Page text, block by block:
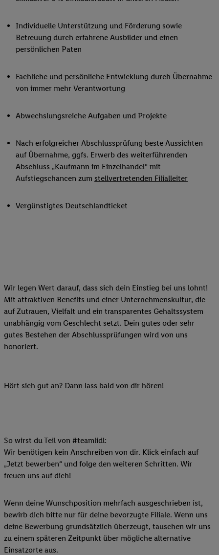
Individuelle Unterstützung und Förderung sowie
Betreuung durch erfahrene Ausbilder und einen
persönlichen Paten
Fachliche und persönliche Entwicklung durch Übernahme
von immer mehr Verantwortung
Abwechslungsreiche Aufgaben und Projekte
Nach erfolgreicher Abschlussprüfung beste Aussichten
auf Übernahme, ggfs. Erwerb des weiterführenden
Abschluss „Kaufmann im Einzelhandel“ mit
Aufstiegschancen zum stellvertretenden Filialleiter
Vergünstigtes Deutschlandticket
Wir legen Wert darauf, dass sich dein Einstieg bei uns lohnt!
Mit attraktiven Benefits und einer Unternehmenskultur, die
auf Zutrauen, Vielfalt und ein transparentes Gehaltssystem
unabhängig vom Geschlecht setzt. Dein gutes oder sehr
gutes Bestehen der Abschlussprüfungen wird von uns
honoriert.
Hört sich gut an? Dann lass bald von dir hören!
So wirst du Teil von #teamlidl:
Wir benötigen kein Anschreiben von dir. Klick einfach auf
„Jetzt bewerben“ und folge den weiteren Schritten. Wir
freuen uns auf dich!
Wenn deine Wunschposition mehrfach ausgeschrieben ist,
bewirb dich bitte nur für deine bevorzugte Filiale. Wenn uns
deine Bewerbung grundsätzlich überzeugt, tauschen wir uns
zu einem späteren Zeitpunkt über mögliche alternative
Einsatzorte aus.